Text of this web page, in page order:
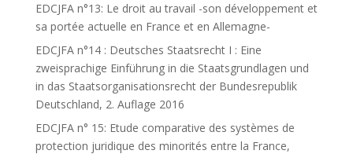
EDCJFA n°13: Le droit au travail -son développement et
sa portée actuelle en France et en Allemagne-
EDCJFA n°14 : Deutsches Staatsrecht I : Eine
zweisprachige Einführung in die Staatsgrundlagen und
in das Staatsorganisationsrecht der Bundesrepublik
Deutschland, 2. Auflage 2016
EDCJFA n° 15: Etude comparative des systèmes de
protection juridique des minorités entre la France,